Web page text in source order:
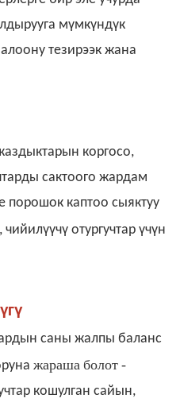
мүмкүндүк
тезирээк жана
коргосо,
сактоого жардам
порошок каптоо сыяктуу
отургучтар үчүн
саны жалпы баланс
жараша болот -
кошулган сайын,